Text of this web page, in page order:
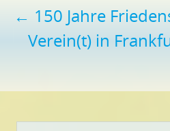
← 150 Jahre
Verein(t) in